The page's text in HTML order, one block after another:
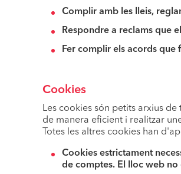
Complir amb les lleis,
Respondre a reclams que
Fer complir els acords que
Cookies
Les cookies són petits arxius
de manera eficient i realitzar
Totes les altres cookies han
Cookies estrictament
de comptes. El lloc web no